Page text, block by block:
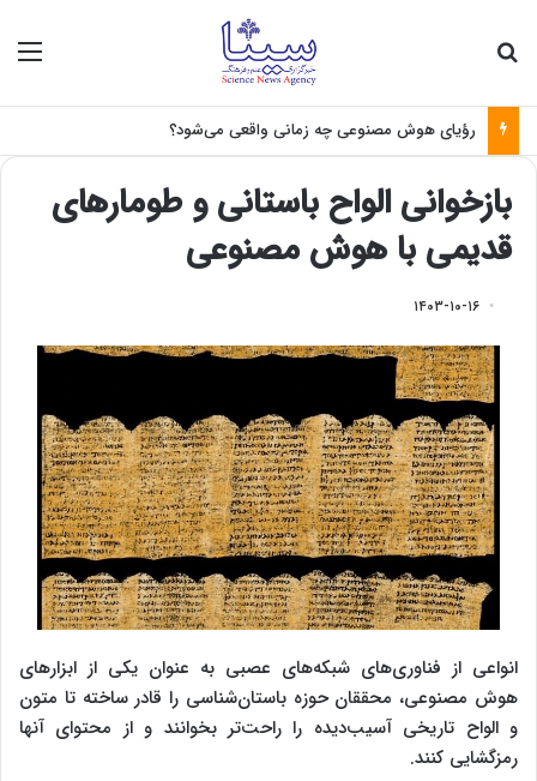
رؤیای هوش مصنوعی چه زمانی واقعی می‌شود؟
بازخوانی الواح باستانی و طومارهای
قدیمی با هوش مصنوعی
۱۴۰۳-۱۰-۱۶
انواعی از فناوری‌های شبکه‌های عصبی به عنوان یکی از ابزارهای
هوش مصنوعی، محققان حوزه باستان‌شناسی را قادر ساخته تا متون
و الواح تاریخی آسیب‌دیده را راحت‌تر بخوانند و از محتوای آنها
رمزگشایی کنند.